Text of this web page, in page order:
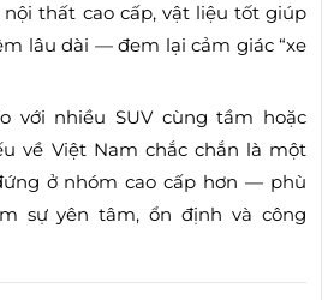
thất cao cấp, vật liệu tốt giúp
lâu dài — đem lại cảm giác “xe
với nhiều SUV cùng tầm hoặc
về Việt Nam chắc chắn là một
ở nhóm cao cấp hơn — phù
sự yên tâm, ổn định và công